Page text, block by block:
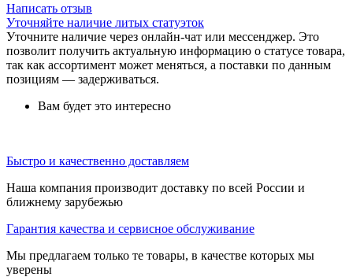
Написать отзыв
Уточняйте наличие литых статуэток
Уточните наличие через онлайн-чат или мессенджер. Это
позволит получить актуальную информацию о статусе товара,
так как ассортимент может меняться, а поставки по данным
позициям — задерживаться.
Вам будет это интересно
Быстро и качественно доставляем
Наша компания производит доставку по всей России и
ближнему зарубежью
Гарантия качества и сервисное обслуживание
Мы предлагаем только те товары, в качестве которых мы
уверены